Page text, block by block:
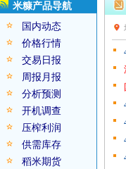
米糠产品导航
国内动态
价格行情
交易日报
周报月报
分析预测
开机调查
压榨利润
供需库存
稻米期货